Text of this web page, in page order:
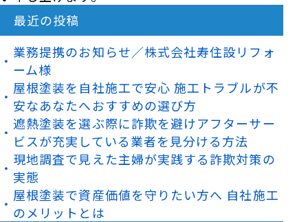
最近の投稿
業務提携のお知らせ／株式会社寿住設リフォ
ーム様
屋根塗装を自社施工で安心 施工トラブルが不
安なあなたへおすすめの選び方
遮熱塗装を選ぶ際に詐欺を避けアフターサー
ビスが充実している業者を見分ける方法
現地調査で見えた主婦が実践する詐欺対策の
実態
屋根塗装で資産価値を守りたい方へ 自社施工
のメリットとは